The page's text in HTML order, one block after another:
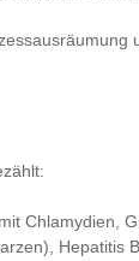
Chlamydien,
Hepatitis